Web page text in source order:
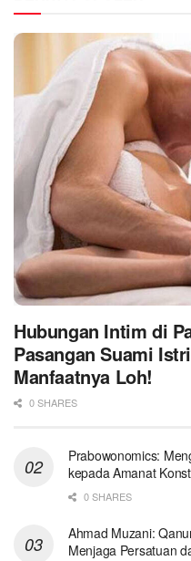
Hubungan Intim di
Pasangan Suami
Manfaatnya Loh!
0 SHARES
Prabowonomics:
kepada Amanat
0 SHARES
Ahmad Muzani:
Menjaga Persatuan